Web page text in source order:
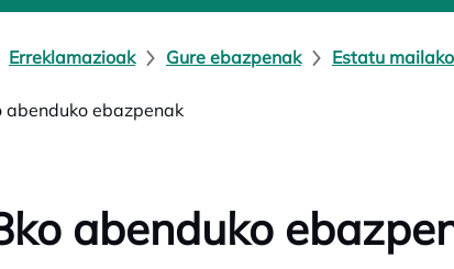
Erreklamazioak Gure ebazpenak Estatu
abenduko ebazpenak
abenduko